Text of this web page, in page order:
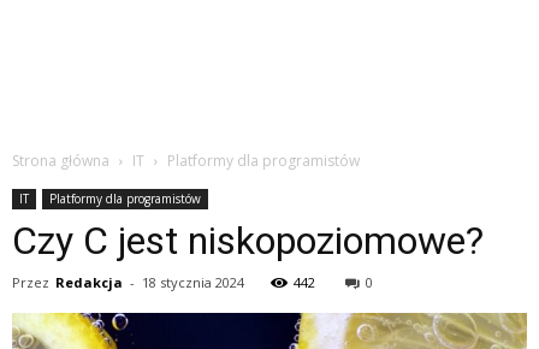
Strona główna IT Platformy dla programistów
IT Platformy dla programistów
Czy C jest niskopoziomowe?
Przez Redakcja - 18 stycznia 2024 442 0